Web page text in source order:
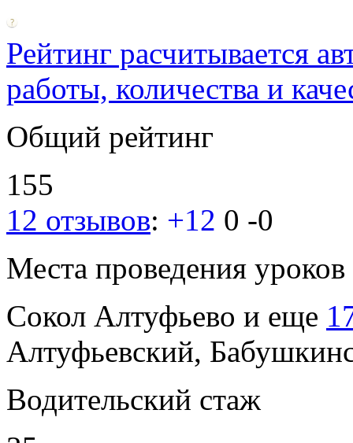
Рейтинг расчитывается
работы, количества и
Общий рейтинг
155
12 отзывов: +12 0 -0
Места проведения уроков
Сокол Алтуфьево и еще
Алтуфьевский,
Водительский стаж